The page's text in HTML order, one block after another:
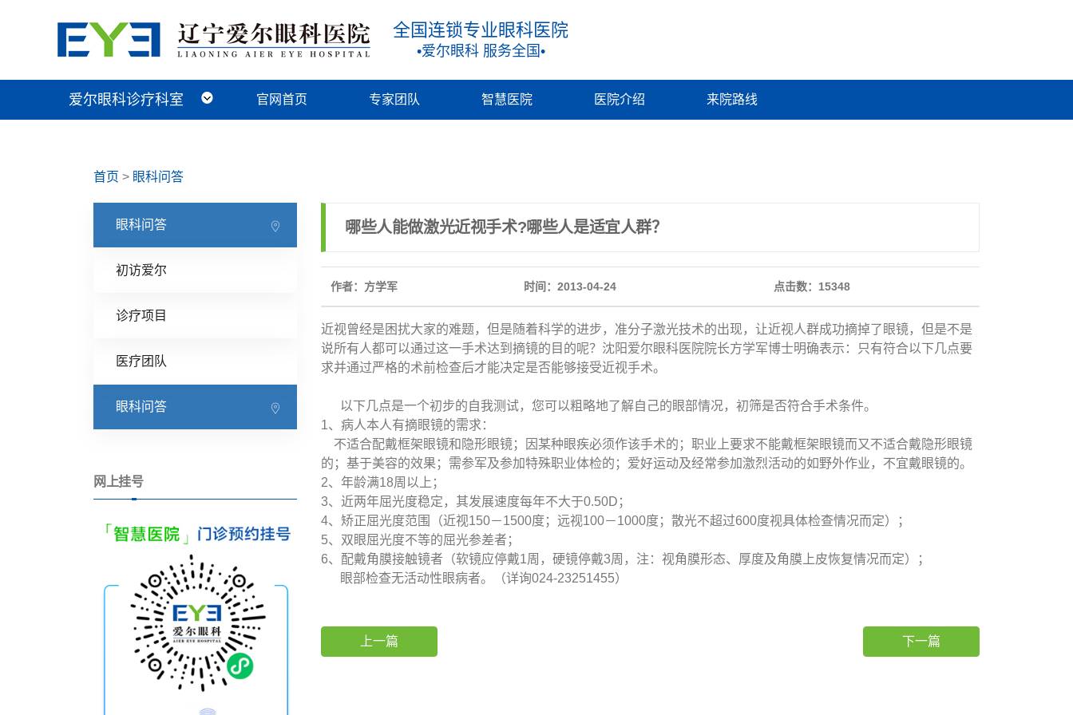
全国连锁专业眼科医院
•爱尔眼科 服务全国•
爱尔眼科诊疗科室
近视手术科
视光及小儿眼病科
白内障科
青光眼科
角膜眼表科
整形眼眶科
眼底病科
中医眼科 官网首页 专家团队 智慧医院 医院介绍 来院路线
首页 > 眼科问答
眼科问答
初访爱尔
诊疗项目
医疗团队
眼科问答
网上挂号
哪些人能做激光近视手术?哪些人是适宜人群？
作者：方学军 时间：2013-04-24 点击数： 15348
近视曾经是困扰大家的难题，但是随着科学的进步，准分子激光技术的出现，让近视人群成功摘掉了眼镜，但是不是
说所有人都可以通过这一手术达到摘镜的目的呢？沈阳爱尔眼科医院院长方学军博士明确表示：只有符合以下几点要
求并通过严格的术前检查后才能决定是否能够接受近视手术。
以下几点是一个初步的自我测试，您可以粗略地了解自己的眼部情况，初筛是否符合手术条件。
1、病人本人有摘眼镜的需求：
不适合配戴框架眼镜和隐形眼镜；因某种眼疾必须作该手术的；职业上要求不能戴框架眼镜而又不适合戴隐形眼镜
的；基于美容的效果；需参军及参加特殊职业体检的；爱好运动及经常参加激烈活动的如野外作业，不宜戴眼镜的。
2、年龄满18周以上；
3、近两年屈光度稳定，其发展速度每年不大于0.50D；
4、矫正屈光度范围（近视150－1500度；远视100－1000度；散光不超过600度视具体检查情况而定）；
5、双眼屈光度不等的屈光参差者；
6、配戴角膜接触镜者（软镜应停戴1周，硬镜停戴3周，注：视角膜形态、厚度及角膜上皮恢复情况而定）；
眼部检查无活动性眼病者。（详询024-23251455）
上一篇 下一篇